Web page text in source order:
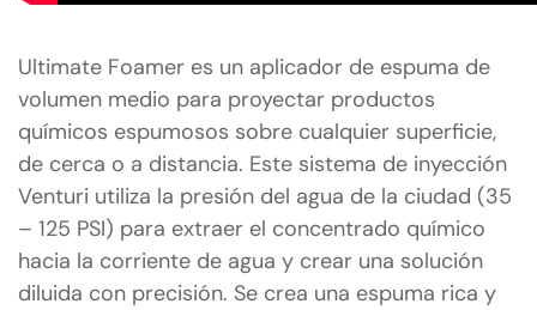
Ultimate Foamer es un aplicador de espuma de
volumen medio para proyectar productos
químicos espumosos sobre cualquier superficie,
de cerca o a distancia. Este sistema de inyección
Venturi utiliza la presión del agua de la ciudad (35
– 125 PSI) para extraer el concentrado químico
hacia la corriente de agua y crear una solución
diluida con precisión. Se crea una espuma rica y